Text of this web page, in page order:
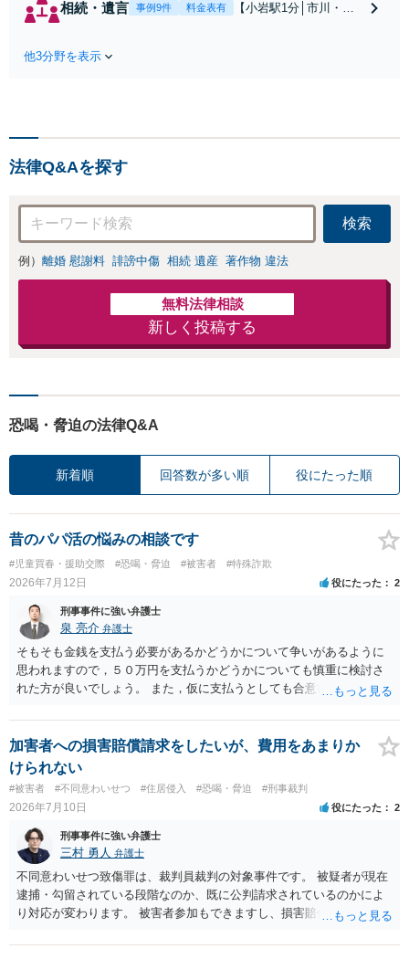
の和解、子の認知
相続・遺言 事例9件 料金表有
【小岩駅1分│市川・船
しい地域の皆さまも、
休日対応可】
他3分野を表示
法律Q&Aを探す
検索
例） 離婚 慰謝料 誹謗中傷 相続 遺産 著作物 違法
無料法律相談
新しく投稿する
恐喝・脅迫の法律Q&A
新着順 回答数が多い順 役にたった順
昔のパパ活の悩みの相談です
#児童買春・援助交際 #恐喝・脅迫 #被害者 #特殊詐欺
2026年7月12日 役にたった 2
刑事事件に強い弁護士
泉 亮介 弁護士
そもそも金銭を支払う必要があるかどうかについて争いがあるように
思われますので，５０万円を支払うかどうかについても慎重に検討さ
れた方が良いでしょう。 また，仮に支払うとしても合意書を交わし，
面を作成したうえで支払いをする必要があるでしょう。 一度弁護士に
相談をされた方が良いかと思われます。
加害者への損害賠償請求をしたいが、費用をあまりか
けられない
#被害者 #不同意わいせつ #住居侵入 #恐喝・脅迫 #刑事裁判
2026年7月10日 役にたった 2
刑事事件に強い弁護士
三村 勇人 弁護士
不同意わいせつ致傷罪は、裁判員裁判の対象事件です。 被疑者が現在
逮捕・勾留されている段階なのか、既に公判請求されているのかによ
り対応が変わります。 被害者参加もできますし、損害賠償命令制度も
第三者を保証人とする内容で債務名義を取得できるの、まずは刑事和